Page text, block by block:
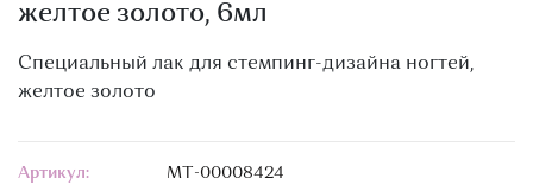
желтое золото, 6мл
Специальный лак для стемпинг-дизайна ногтей,
желтое золото
Артикул:
МТ-00008424